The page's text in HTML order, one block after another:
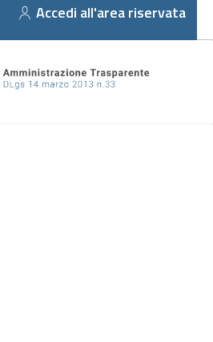
Accedi all'area riservata